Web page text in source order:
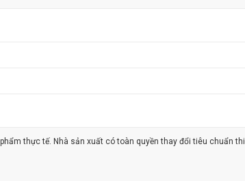
thực tế. Nhà sản xuất có toàn quyền thay đổi tiêu chuẩn